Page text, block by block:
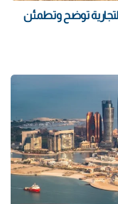
التجارية توضح وتطمئن